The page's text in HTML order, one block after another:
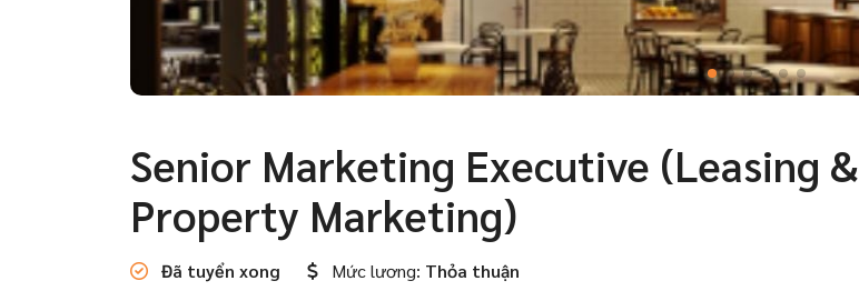
Senior Marketing Executive (Leasing &
Property Marketing)
Đã tuyển xong Mức lương: Thỏa thuận